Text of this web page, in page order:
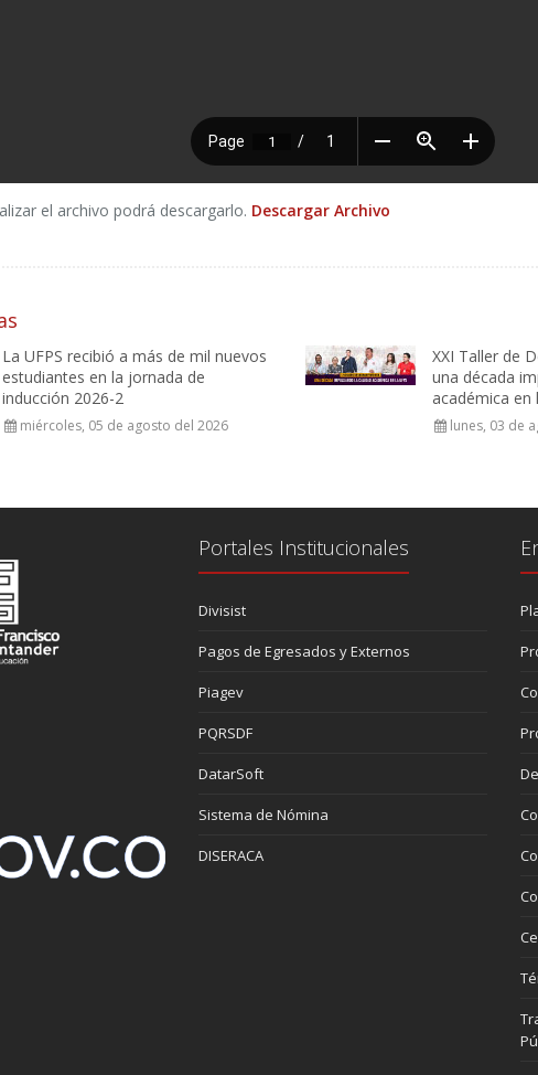
el archivo podrá descargarlo. Descargar Archivo
La UFPS recibió a más de mil nuevos
estudiantes en la jornada de
inducción 2026-2
miércoles, 05 de agosto del 2026
XXI Taller de
una década
académica en
lunes, 03 de
Portales Institucionales
Divisist
Pagos de Egresados y Externos
Piagev
PQRSDF
DatarSoft
Sistema de Nómina
DISERACA